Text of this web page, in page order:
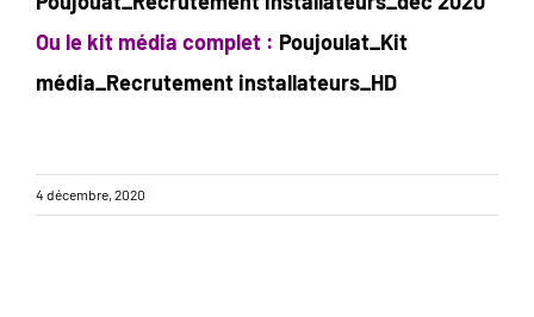
Ou le kit média complet : Poujoulat_Kit
média_Recrutement installateurs_HD
4 décembre, 2020